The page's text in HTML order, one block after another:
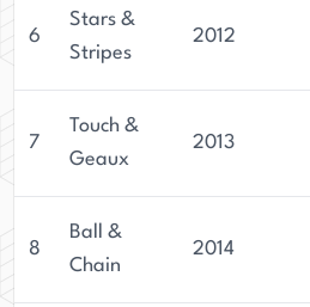
6
Stars &
Stripes
2012
7
Touch &
Geaux
2013
8
Ball &
Chain
2014